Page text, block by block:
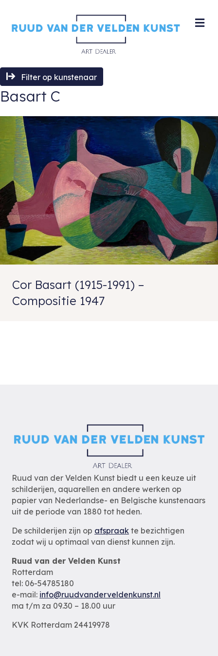
Filter op kunstenaar
Basart C
Cor Basart (1915-1991) –
Compositie 1947
Ruud van der Velden Kunst biedt u een keuze uit
schilderijen, aquarellen en andere werken op
papier van Nederlandse- en Belgische kunstenaars
uit de periode van 1880 tot heden.
De schilderijen zijn op afspraak te bezichtigen
zodat wij u optimaal van dienst kunnen zijn.
Ruud van der Velden Kunst
Rotterdam
tel: 06-54785180
e-mail: info@ruudvanderveldenkunst.nl
ma t/m za 09.30 – 18.00 uur
KVK Rotterdam 24419978